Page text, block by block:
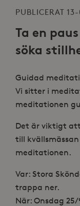
PUBLICERAT
Ta en
söka
Guidad
Vi sitter i
meditationen
Det är viktigt
till
meditationen.
Var: Stora
trappa ner.
När: Onsdag 25/